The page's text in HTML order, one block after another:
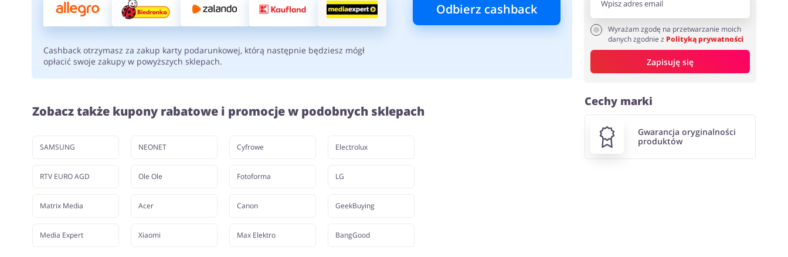
Odbierz cashback
Cashback otrzymasz za zakup karty podarunkowej, którą następnie będziesz mógł
opłacić swoje zakupy w powyższych sklepach.
Zobacz także kupony rabatowe i promocje w podobnych sklepach
SAMSUNG
RTV EURO AGD
Matrix Media
Media Expert
NEONET
Ole Ole
Acer
Xiaomi
Cyfrowe
Fotoforma
Canon
Max Elektro
Electrolux
LG
GeekBuying
BangGood
Wyrażam zgodę na przetwarzanie moich
danych zgodnie z Polityką prywatności
Zapisuję się
Cechy marki
Gwarancja oryginalności
produktów